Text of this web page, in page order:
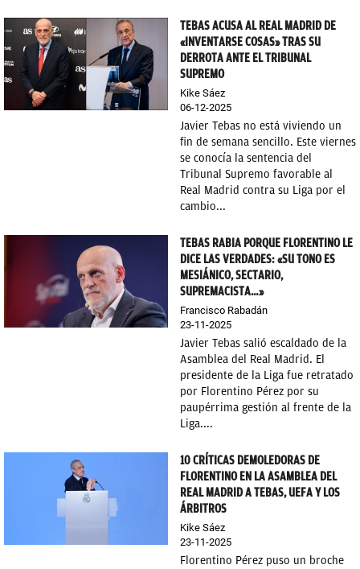
TEBAS ACUSA AL REAL MADRID DE
«INVENTARSE COSAS» TRAS SU
DERROTA ANTE EL TRIBUNAL
SUPREMO
Kike Sáez
06-12-2025
Javier Tebas no está viviendo un
fin de semana sencillo. Este viernes
se conocía la sentencia del
Tribunal Supremo favorable al
Real Madrid contra su Liga por el
cambio...
TEBAS RABIA PORQUE FLORENTINO LE
DICE LAS VERDADES: «SU TONO ES
MESIÁNICO, SECTARIO,
SUPREMACISTA…»
Francisco Rabadán
23-11-2025
Javier Tebas salió escaldado de la
Asamblea del Real Madrid. El
presidente de la Liga fue retratado
por Florentino Pérez por su
paupérrima gestión al frente de la
Liga....
10 CRÍTICAS DEMOLEDORAS DE
FLORENTINO EN LA ASAMBLEA DEL
REAL MADRID A TEBAS, UEFA Y LOS
ÁRBITROS
Kike Sáez
23-11-2025
Florentino Pérez puso un broche